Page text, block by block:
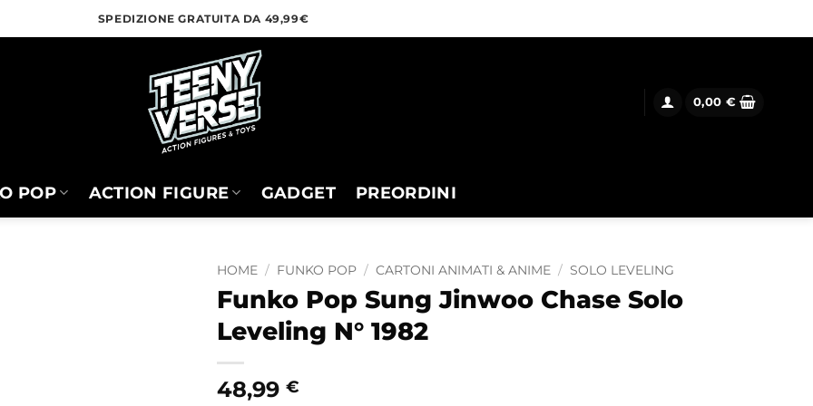
SPEDIZIONE GRATUITA DA 49,99€
0,00 €
POP ACTION FIGURE GADGET PREORDINI
HOME / FUNKO POP / CARTONI ANIMATI & ANIME / SOLO LEVELING
Funko Pop Sung Jinwoo Chase Solo
Leveling N° 1982
48,99 €